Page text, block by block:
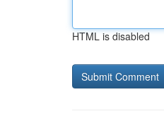
HTML is disabled